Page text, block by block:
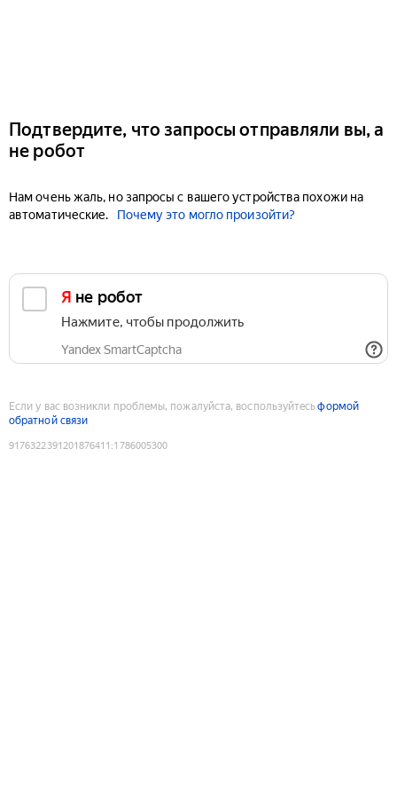
Подтвердите, что запросы отправляли вы, а
не робот
Нам очень жаль, но запросы с вашего устройства похожи на
автоматические.
Почему это могло произойти?
Я не робот
Нажмите, чтобы продолжить
Yandex SmartCaptcha
Если у вас возникли проблемы, пожалуйста, воспользуйтесьформой
обратной связи
9176322391201876411 :1786005300